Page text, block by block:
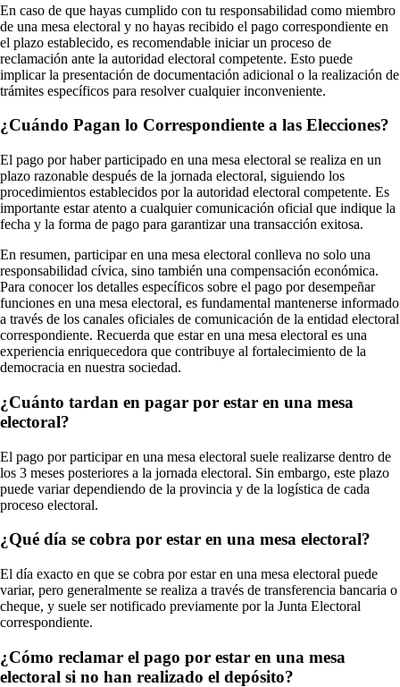
En caso de que hayas cumplido con tu responsabilidad como miembro
de una mesa electoral y no hayas recibido el pago correspondiente en
el plazo establecido, es recomendable iniciar un proceso de
reclamación ante la autoridad electoral competente. Esto puede
implicar la presentación de documentación adicional o la realización de
trámites específicos para resolver cualquier inconveniente.
¿Cuándo Pagan lo Correspondiente a las Elecciones?
El pago por haber participado en una mesa electoral se realiza en un
plazo razonable después de la jornada electoral, siguiendo los
procedimientos establecidos por la autoridad electoral competente. Es
importante estar atento a cualquier comunicación oficial que indique la
fecha y la forma de pago para garantizar una transacción exitosa.
En resumen, participar en una mesa electoral conlleva no solo una
responsabilidad cívica, sino también una compensación económica.
Para conocer los detalles específicos sobre el pago por desempeñar
funciones en una mesa electoral, es fundamental mantenerse informado
a través de los canales oficiales de comunicación de la entidad electoral
correspondiente. Recuerda que estar en una mesa electoral es una
experiencia enriquecedora que contribuye al fortalecimiento de la
democracia en nuestra sociedad.
¿Cuánto tardan en pagar por estar en una mesa
electoral?
El pago por participar en una mesa electoral suele realizarse dentro de
los 3 meses posteriores a la jornada electoral. Sin embargo, este plazo
puede variar dependiendo de la provincia y de la logística de cada
proceso electoral.
¿Qué día se cobra por estar en una mesa electoral?
El día exacto en que se cobra por estar en una mesa electoral puede
variar, pero generalmente se realiza a través de transferencia bancaria o
cheque, y suele ser notificado previamente por la Junta Electoral
correspondiente.
¿Cómo reclamar el pago por estar en una mesa
electoral si no han realizado el depósito?